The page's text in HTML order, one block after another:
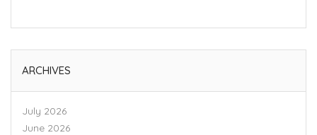
ARCHIVES
July 2026
June 2026